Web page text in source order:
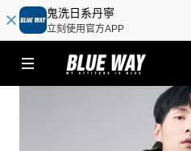
鬼洗日系丹寧
立刻使用官方APP